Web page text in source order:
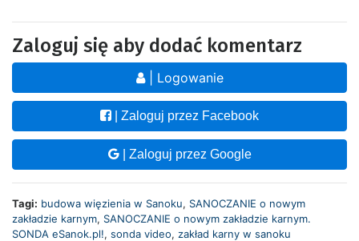
Zaloguj się aby dodać komentarz
| Logowanie
| Zaloguj przez Facebook
| Zaloguj przez Google
Tagi: budowa więzienia w Sanoku, SANOCZANIE o nowym
zakładzie karnym, SANOCZANIE o nowym zakładzie karnym.
SONDA eSanok.pl!, sonda video, zakład karny w sanoku